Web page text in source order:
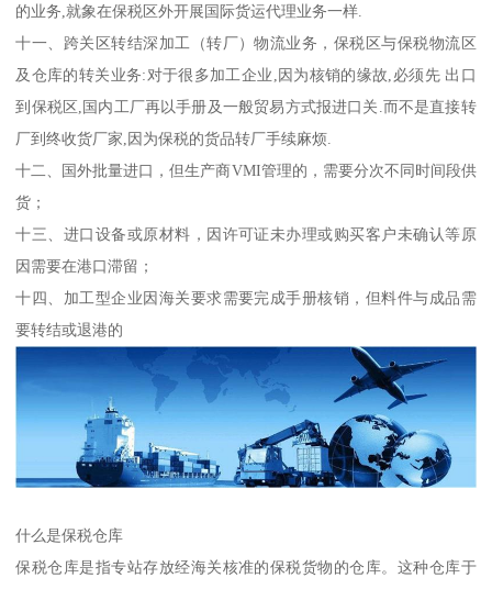
的业务,就象在保税区外开展国际货运代理业务一样.
十一、跨关区转结深加工（转厂）物流业务，保税区与保税物流区
及仓库的转关业务:对于很多加工企业,因为核销的缘故,必须先 出口
到保税区,国内工厂再以手册及一般贸易方式报进口关.而不是直接转
厂到终收货厂家,因为保税的货品转厂手续麻烦.
十二、国外批量进口，但生产商VMI管理的，需要分次不同时间段供
货；
十三、进口设备或原材料，因许可证未办理或购买客户未确认等原
因需要在港口滞留；
十四、加工型企业因海关要求需要完成手册核销，但料件与成品需
要转结或退港的
什么是保税仓库
保税仓库是指专站存放经海关核准的保税货物的仓库。这种仓库于